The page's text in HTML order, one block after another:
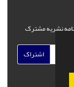
نشریه مشترک
اشتراک